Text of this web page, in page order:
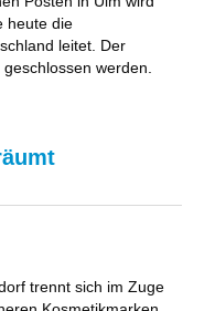
heute die
leitet. Der
werden.
trennt sich im Zuge